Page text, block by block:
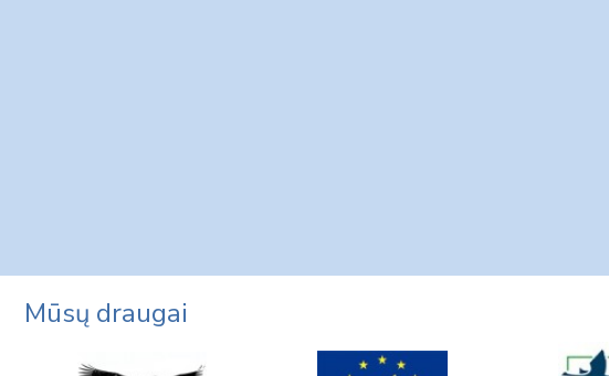
Mūsų draugai